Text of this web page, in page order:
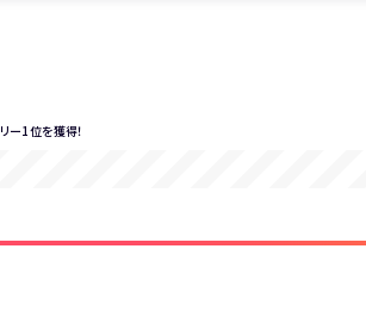
ー1位を獲得！